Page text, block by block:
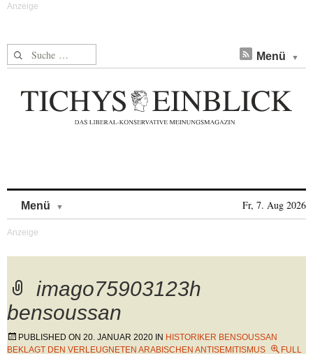
Suche nach: Menü
Menü Fr, 7. Aug 2026
imago75903123h
bensoussan
PUBLISHED ON 20. JANUAR 2020 IN HISTORIKER BENSOUSSAN
BEKLAGT DEN VERLEUGNETEN ARABISCHEN ANTISEMITISMUS
FULL